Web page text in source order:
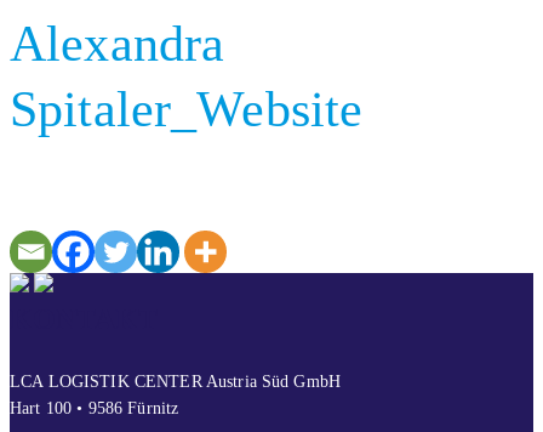
Alexandra
Spitaler_Website
LCA LOGISTIK CENTER Austria Süd GmbH
Hart 100 • 9586 Fürnitz